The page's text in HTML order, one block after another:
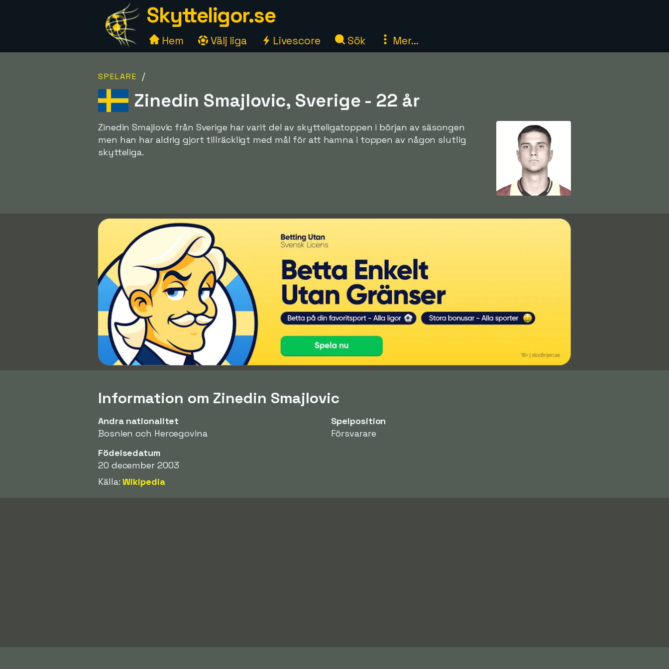
Skytteligor.se
Hem Välj liga Livescore Sök Mer...
SPELARE /
Zinedin Smajlovic, Sverige - 22 år
Zinedin Smajlovic från Sverige har varit del av skytteligatoppen i början av säsongen
men han har aldrig gjort tillräckligt med mål för att hamna i toppen av någon slutlig
skytteliga.
Information om Zinedin Smajlovic
Andra nationalitet
Bosnien och Hercegovina
Spelposition
Försvarare
Födelsedatum
20 december 2003
Källa:Wikipedia